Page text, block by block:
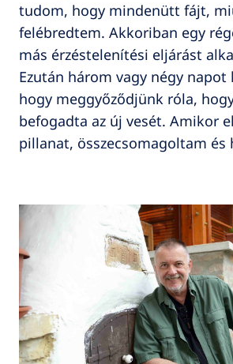
tudom, hogy mindenütt fájt,
felébredtem. Akkoriban egy
más érzéstelenítési eljárást
Ezután három vagy négy
hogy meggyőződjünk róla,
befogadta az új vesét. Amikor
pillanat, összecsomagoltam és